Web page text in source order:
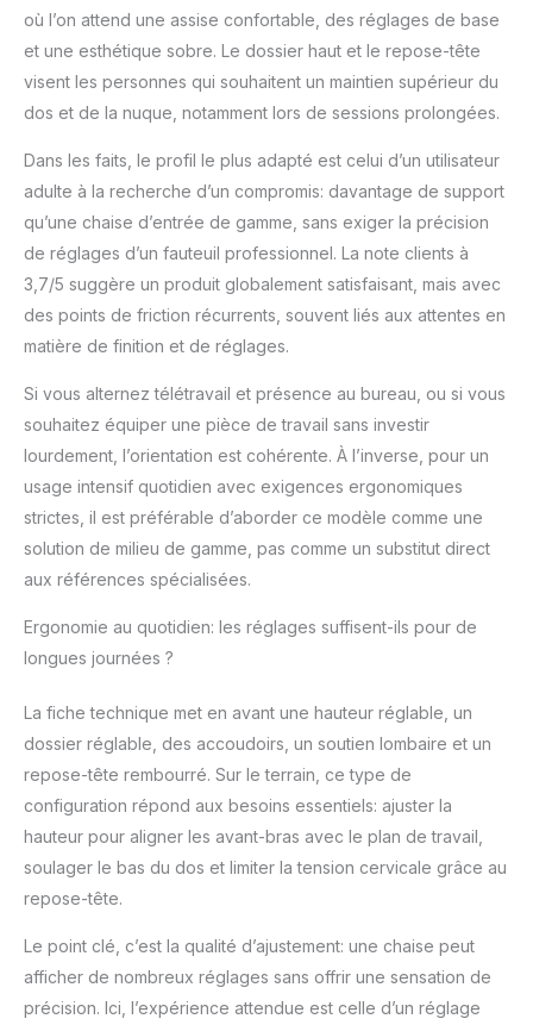
normes EN 1335-2 et
BIFMA Produit facile à
assembler vous-même
nécessaires déjà inclus
Anciennement marque
Movian, désormais
Amazon Basics
où l’on attend une assise confortable, des réglages de base
et une esthétique sobre. Le dossier haut et le repose-tête
visent les personnes qui souhaitent un maintien supérieur du
dos et de la nuque, notamment lors de sessions prolongées.
Dans les faits, le profil le plus adapté est celui d’un utilisateur
adulte à la recherche d’un compromis: davantage de support
qu’une chaise d’entrée de gamme, sans exiger la précision
de réglages d’un fauteuil professionnel. La note clients à
3,7/5 suggère un produit globalement satisfaisant, mais avec
des points de friction récurrents, souvent liés aux attentes en
matière de finition et de réglages.
Si vous alternez télétravail et présence au bureau, ou si vous
souhaitez équiper une pièce de travail sans investir
lourdement, l’orientation est cohérente. À l’inverse, pour un
usage intensif quotidien avec exigences ergonomiques
strictes, il est préférable d’aborder ce modèle comme une
solution de milieu de gamme, pas comme un substitut direct
aux références spécialisées.
Ergonomie au quotidien: les réglages suffisent-ils pour de
longues journées ?
La fiche technique met en avant une hauteur réglable, un
dossier réglable, des accoudoirs, un soutien lombaire et un
repose-tête rembourré. Sur le terrain, ce type de
configuration répond aux besoins essentiels: ajuster la
hauteur pour aligner les avant-bras avec le plan de travail,
soulager le bas du dos et limiter la tension cervicale grâce au
repose-tête.
Le point clé, c’est la qualité d’ajustement: une chaise peut
afficher de nombreux réglages sans offrir une sensation de
précision. Ici, l’expérience attendue est celle d’un réglage